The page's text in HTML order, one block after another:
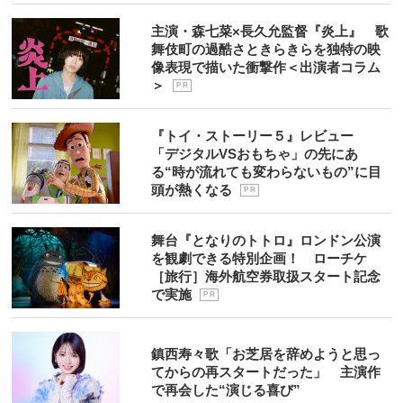
主演・森七菜×長久允監督『炎上』 歌
舞伎町の過酷さときらきらを独特の映
像表現で描いた衝撃作＜出演者コラム
＞
P R
『トイ・ストーリー５』レビュー
「デジタルVSおもちゃ」の先にあ
る“時が流れても変わらないもの”に目
頭が熱くなる
P R
舞台『となりのトトロ』ロンドン公演
を観劇できる特別企画！ ローチケ
［旅行］海外航空券取扱スタート記念
で実施
P R
鎮西寿々歌「お芝居を辞めようと思っ
てからの再スタートだった」 主演作
で再会した“演じる喜び”